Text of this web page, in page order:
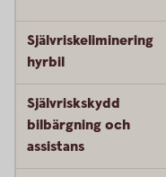
Självriskeliminering
hyrbil
Självriskskydd
bilbärgning och
assistans